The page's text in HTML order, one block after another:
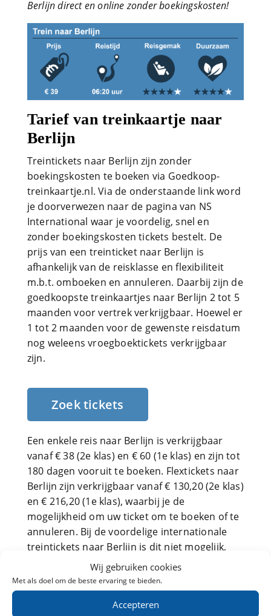
Wij gebruiken cookies
Met als doel om de beste ervaring te bieden.
Accepteren
Berlijn direct en online zonder boekingskosten!
Tarief van treinkaartje naar
Berlijn
Treintickets naar Berlijn zijn zonder
boekingskosten te boeken via Goedkoop-
treinkaartje.nl. Via de onderstaande link word
je doorverwezen naar de pagina van NS
International waar je voordelig, snel en
zonder boekingskosten tickets bestelt. De
prijs van een treinticket naar Berlijn is
afhankelijk van de reisklasse en flexibiliteit
m.b.t. omboeken en annuleren. Daarbij zijn de
goedkoopste treinkaartjes naar Berlijn 2 tot 5
maanden voor vertrek verkrijgbaar. Hoewel er
1 tot 2 maanden voor de gewenste reisdatum
nog weleens vroegboektickets verkrijgbaar
zijn.
Zoek tickets
Een enkele reis naar Berlijn is verkrijgbaar
vanaf € 38 (2e klas) en € 60 (1e klas) en zijn tot
180 dagen vooruit te boeken. Flextickets naar
Berlijn zijn verkrijgbaar vanaf € 130,20 (2e klas)
en € 216,20 (1e klas), waarbij je de
mogelijkheid om uw ticket om te boeken of te
annuleren. Bij de voordelige internationale
treintickets naar Berlijn is dit niet mogelijk,
omdat je hier gebruik maakt van een
aanbiedingsprijs.
De prijs van tickets naar Berlijn hangt af van